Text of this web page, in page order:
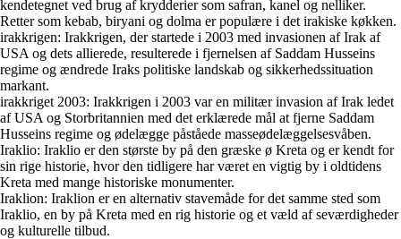
kendetegnet ved brug af krydderier som safran, kanel og nelliker.
Retter som kebab, biryani og dolma er populære i det irakiske køkken.
irakkrigen: Irakkrigen, der startede i 2003 med invasionen af Irak af
USA og dets allierede, resulterede i fjernelsen af Saddam Husseins
regime og ændrede Iraks politiske landskab og sikkerhedssituation
markant.
irakkriget 2003: Irakkrigen i 2003 var en militær invasion af Irak ledet
af USA og Storbritannien med det erklærede mål at fjerne Saddam
Husseins regime og ødelægge påståede masseødelæggelsesvåben.
Iraklio: Iraklio er den største by på den græske ø Kreta og er kendt for
sin rige historie, hvor den tidligere har været en vigtig by i oldtidens
Kreta med mange historiske monumenter.
Iraklion: Iraklion er en alternativ stavemåde for det samme sted som
Iraklio, en by på Kreta med en rig historie og et væld af seværdigheder
og kulturelle tilbud.